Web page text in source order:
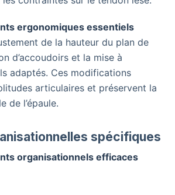
ergonomiques essentiels
de la hauteur du plan de
d’accoudoirs et la mise à
adaptés. Ces modifications
articulaires et préservent la
de l’épaule.
spécifiques
organisationnels efficaces